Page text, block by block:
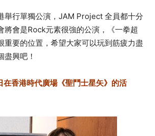
舉行單獨公演， JAM Project 全員都十分
將會是Rock元素很強的公演，《一拳超
重要的位置，希望大家可以玩到筋疲力盡
盡興吧！
在香港時代廣場《聖鬥士星矢》的活